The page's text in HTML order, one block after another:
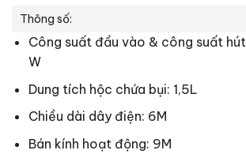
Thông số:
Công suất đầu vào & công suất
W
Dung tích hộc chứa bụi: 1,5L
Chiều dài dây điện: 6M
Bán kính hoạt động: 9M